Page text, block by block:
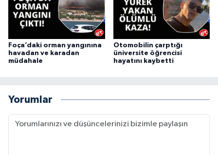
Foça’daki orman yangınına
havadan ve karadan
müdahale
Otomobilin çarptığı
üniversite öğrencisi
hayatını kaybetti
Yorumlar